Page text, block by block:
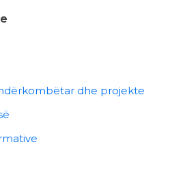
dhe projekte